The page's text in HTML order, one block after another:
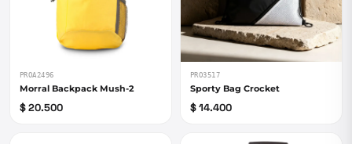
PROA2496
Morral Backpack Mush-2
$ 20.500
PRO3517
Sporty Bag Crocket
$ 14.400